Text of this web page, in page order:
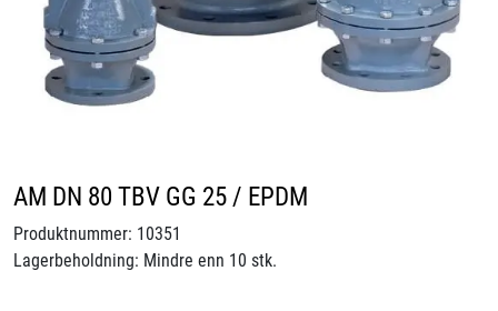
AM DN 80 TBV GG 25 / EPDM
Produktnummer: 10351
Lagerbeholdning: Mindre enn 10 stk.
Videoer
Sertifiseringer
Om oss
Blogg